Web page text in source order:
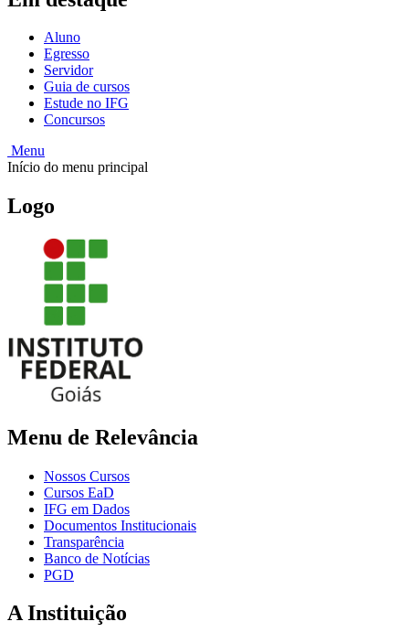
Aluno
Egresso
Servidor
Guia de cursos
Estude no IFG
Concursos
Menu
Início do menu principal
Logo
Menu de Relevância
Nossos Cursos
Cursos EaD
IFG em Dados
Documentos Institucionais
Transparência
Banco de Notícias
PGD
A Instituição